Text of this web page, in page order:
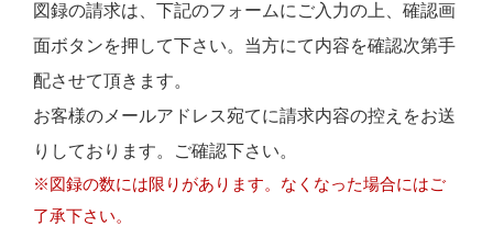
図録の請求は、下記のフォームにご入力の上、確認画
面ボタンを押して下さい。当方にて内容を確認次第手
配させて頂きます。
お客様のメールアドレス宛てに請求内容の控えをお送
りしております。ご確認下さい。
※図録の数には限りがあります。なくなった場合にはご
了承下さい。